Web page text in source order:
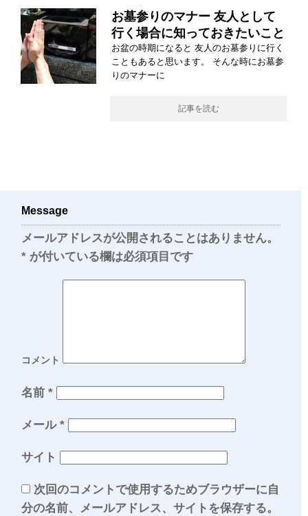
お墓参りのマナー 友人として
行く場合に知っておきたいこと
お盆の時期になると 友人のお墓参りに行く
こともあると思います。 そんな時にお墓参
りのマナーに
記事を読む
Message
メールアドレスが公開されることはありません。
* が付いている欄は必須項目です
コメント
名前 *
メール *
サイト
次回のコメントで使用するためブラウザーに自
分の名前、メールアドレス、サイトを保存する。